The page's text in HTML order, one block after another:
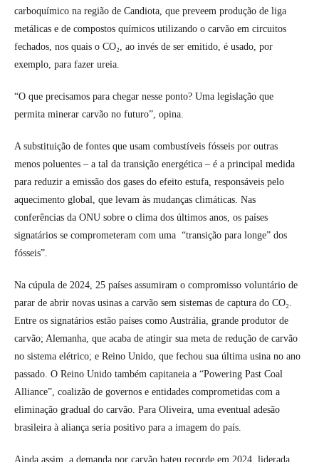
carboquímico na região de Candiota, que preveem produção de liga
metálicas e de compostos químicos utilizando o carvão em circuitos
fechados, nos quais o CO₂, ao invés de ser emitido, é usado, por
exemplo, para fazer ureia.
“O que precisamos para chegar nesse ponto? Uma legislação que
permita minerar carvão no futuro”, opina.
A substituição de fontes que usam combustíveis fósseis por outras
menos poluentes – a tal da transição energética – é a principal medida
para reduzir a emissão dos gases do efeito estufa, responsáveis pelo
aquecimento global, que levam às mudanças climáticas. Nas
conferências da ONU sobre o clima dos últimos anos, os países
signatários se comprometeram com uma “transição para longe” dos
fósseis”.
Na cúpula de 2024, 25 países assumiram o compromisso voluntário de
parar de abrir novas usinas a carvão sem sistemas de captura do CO₂.
Entre os signatários estão países como Austrália, grande produtor de
carvão; Alemanha, que acaba de atingir sua meta de redução de carvão
no sistema elétrico; e Reino Unido, que fechou sua última usina no ano
passado. O Reino Unido também capitaneia a “Powering Past Coal
Alliance”, coalizão de governos e entidades comprometidas com a
eliminação gradual do carvão. Para Oliveira, uma eventual adesão
brasileira à aliança seria positivo para a imagem do país.
Ainda assim, a demanda por carvão bateu recorde em 2024, liderada